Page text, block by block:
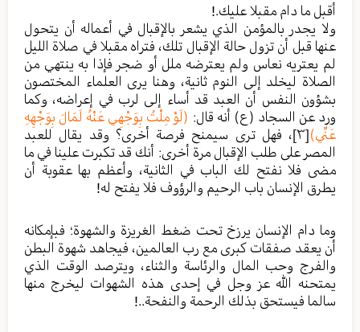
أقبل ما دام مقبلا عليك.!
ولا يجدر بالمؤمن الذي يشعر بالإقبال في أعماله أن يتحول
عنها قبل أن تزول حالة الإقبال تلك، فتراه مقبلا في صلاة الليل
لم يعتريه نعاس ولم يعترضه ملل أو ضجر فإذا به ينتهي من
الصلاة ليخلد إلى النوم ثانية، وهنا يرى العلماء المختصون
بشؤون النفس أن العبد قد أساء إلى لرب في إعراضه، وكما
ورد عن السجاد (ع) أنه قال: (لَوْ مِلْتُ بِوَجْهِي عَنْهُ لَمَالَ بِوَجْهِهِ
عَنِّي)[٣]
، فهل ترى سيمنح فرصة أخرى؟ وقد يقال للعبد
المصر على طلب الإقبال مرة أخرى: أنك قد تكبرت علينا في ما
مضى فلا نفتح لك الباب في الثانية، وأعظم بها عقوبة أن
يطرق الإنسان باب الرحيم والرؤوف فلا يفتح له!
وما دام الإنسان يرزخ تحت ضغط الغريزة والشهوة؛ فبإمكانه
أن يعقد صفقات كبرى مع رب العالمين، فيجاهد شهوة البطن
والفرج وحب المال والرئاسة والثناء، ويترصد الوقت الذي
يمتحنه الله عز وجل في إحدى هذه الشهوات ليخرج منها
سالما فيستحق بذلك الرحمة والنفحة..!